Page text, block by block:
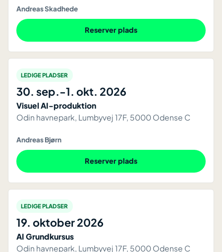
Andreas Skadhede
Reserver plads
LEDIGE PLADSER
30. sep.-1. okt. 2026
Visuel AI-produktion
Odin havnepark, Lumbyvej 17F, 5000 Odense C
Andreas Bjørn
Reserver plads
LEDIGE PLADSER
19. oktober 2026
AI Grundkursus
Odin havnepark, Lumbyvej 17F, 5000 Odense C